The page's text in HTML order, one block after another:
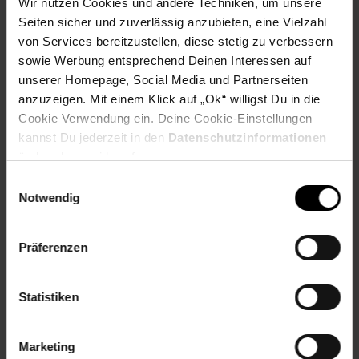
Wir nutzen Cookies und andere Techniken, um unsere
Seiten sicher und zuverlässig anzubieten, eine Vielzahl
von Services bereitzustellen, diese stetig zu verbessern
sowie Werbung entsprechend Deinen Interessen auf
unserer Homepage, Social Media und Partnerseiten
anzuzeigen. Mit einem Klick auf „Ok“ willigst Du in die
Cookie Verwendung ein. Deine Cookie-Einstellungen
kannst Du jederzeit in den Datenschutzinformationen
Notwendig
Präferenzen
Statistiken
Marketing
Schutzfolie für das Samsung Galaxy S25 5G. Erleben Sie die
perfekte Kombination aus Sicherheit und Funktionalität,
während Sie die volle Kontrolle über Ihre Privatsphäre
behalten.
Lieferumfang:
2x Privacy Hart Glas für Samsung Galaxy S25 5G
EAN: 4255785156657
Versandinformationen
Herstellerinformationen